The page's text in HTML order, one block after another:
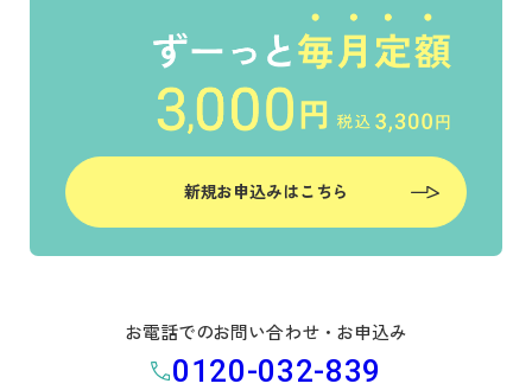
新規お申込みはこちら
お電話でのお問い合わせ・お申込み
0120-032-839